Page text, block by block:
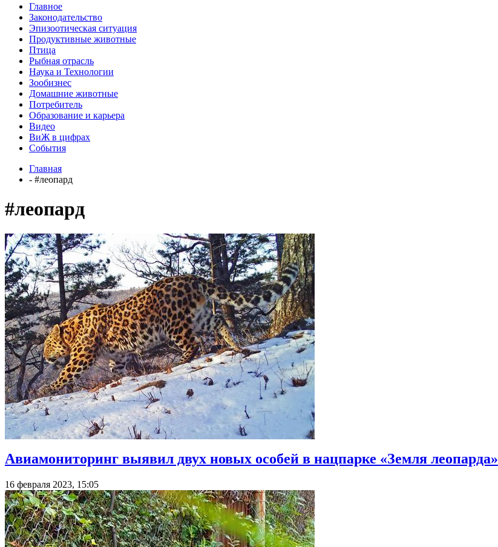
Главное
Законодательство
Эпизоотическая ситуация
Продуктивные животные
Птица
Рыбная отрасль
Наука и Технологии
Зообизнес
Домашние животные
Потребитель
Образование и карьера
Видео
ВиЖ в цифрах
События
Главная
- #леопард
#леопард
Авиамониторинг выявил двух новых особей в нацпарке «Земля леопарда»
16 февраля 2023, 15:05